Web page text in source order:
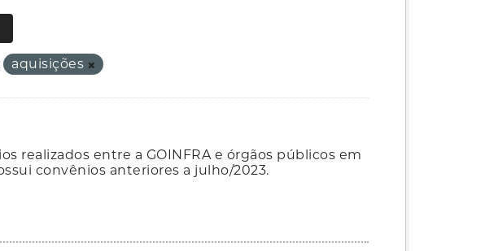
aquisições
realizados entre a GOINFRA e órgãos públicos em
convênios anteriores a julho/2023.